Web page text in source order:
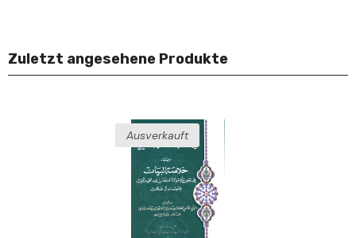
Zuletzt angesehene Produkte
Ausverkauft